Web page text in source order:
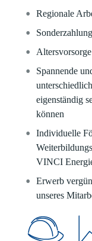
Regionale
Altersvorsorge
Spannende
eigenständig
können
Individuelle
VINCI
Erwerb
unseres